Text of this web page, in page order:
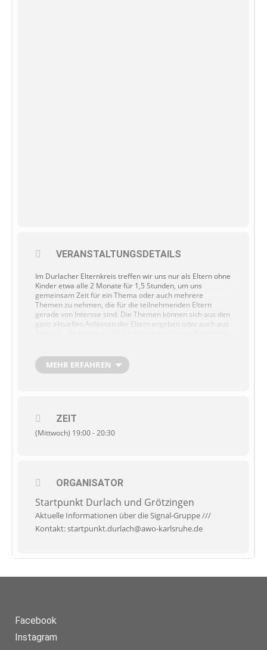
VERANSTALTUNGSDETAILS
Im Durlacher Elternkreis treffen wir uns nur als Eltern ohne
Kinder etwa alle 2 Monate für 1,5 Stunden, um uns
gemeinsam Zeit für ein Thema oder auch mehrere
Themen zu nehmen, die für die teilnehmenden Eltern
gerade von Intersse sind. Die Themen können sich aus den
ganz aktuellen Anlässen der Eltern ergeben oder auch aus
nachdem auch mal Impulse als Anregung. Teilnehmen
können alle Eltern mit (mindestens) einem Kind im Alter
Der Durlacher Elternkreis trifft sich an unterschiedlichen
Wochentagen
Räumen Zur Gießerei 18
MEHR ERFAHREN
ZEIT
(Mittwoch) 19:00 - 20:30
ORGANISATOR
Startpunkt Durlach und Grötzingen
Aktuelle Informationen über die Signal-Gruppe ///
Kontakt: startpunkt.durlach@awo-karlsruhe.de
Facebook
Instagram